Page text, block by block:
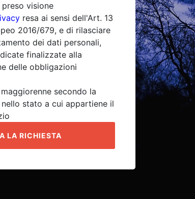
visione
resa ai sensi dell'Art. 13
2016/679, e di rilasciare
dei dati personali,
finalizzate alla
delle obbligazioni
secondo la
stato a cui appartiene il